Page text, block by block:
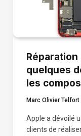
Réparation
quelques
les
Marc Olivier Telfort
Apple a dévoilé
clients de